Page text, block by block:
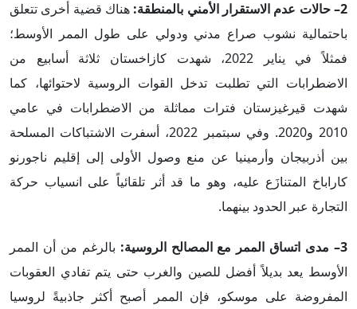
2– حالات عدم الاستقرار الأمني بالمنطقة:
هناك قضية أخرى تتعلق
باحتمالية نشوب صراع مدني ودولي على طول الممر الأوسط؛
فمثلاً في يناير 2022، شهدت كازاخستان ثلاثة أسابيع من
الاضطرابات التي تطلبت تدخل القوات الروسية لاحتوائها، كما
شهدت قيرغيزستان فترات مماثلة من الاضطرابات في عامي
2010 و2020. وفي سبتمبر 2022، أسفرت الاشتباكات المسلحة
بين أذربيجان وأرمينيا عن منع وصول الأولى إلى إقليم ناجورنو
كاراباخ المتنازَع عليه، وهو ما قد أثر تلقائياً على انسياب حركة
التجارة عبر الحدود بينهما.
3– مدى اتساق الممر مع المصالح الروسية:
بالرغم من أن الممر
الأوسط يعد بديلاً أفضل للصين والغرب حتى يتم تفادي العقوبات
المفروضة على موسكو، فإن الممر أصبح أكثر جاذبيةً لروسيا